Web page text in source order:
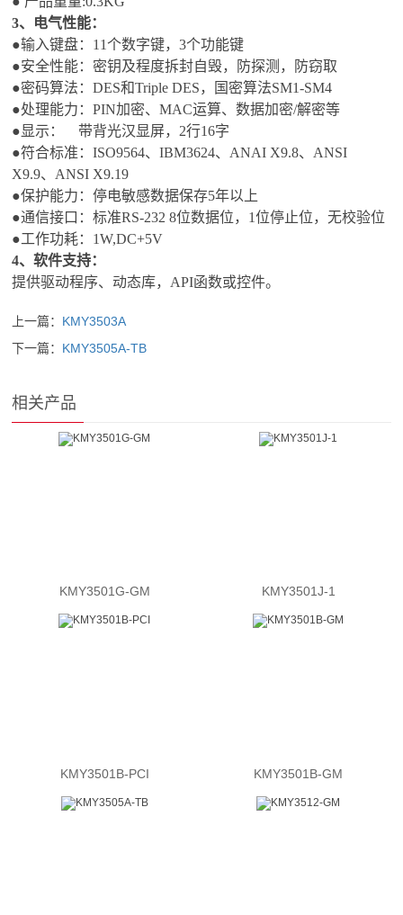
3、电气性能：
●输入键盘：11个数字键，3个功能键
●安全性能：密钥及程度拆封自毁，防探测，防窃取
●密码算法：DES和Triple DES，国密算法SM1-SM4
●处理能力：PIN加密、MAC运算、数据加密/解密等
●显示： 带背光汉显屏，2行16字
●符合标准：ISO9564、IBM3624、ANAI X9.8、ANSI
X9.9、ANSI X9.19
●保护能力：停电敏感数据保存5年以上
●通信接口：标准RS-232 8位数据位，1位停止位，无校验位
●工作功耗：1W,DC+5V
4、软件支持：
提供驱动程序、动态库，API函数或控件。
上一篇： KMY3503A
下一篇： KMY3505A-TB
相关产品
KMY3501G-GM KMY3501J-1
KMY3501B-PCI KMY3501B-GM